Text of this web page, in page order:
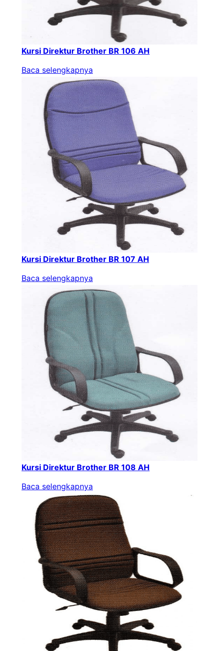
Kursi Direktur Brother BR 106 AH
Baca selengkapnya
Kursi Direktur Brother BR 107 AH
Baca selengkapnya
Kursi Direktur Brother BR 108 AH
Baca selengkapnya